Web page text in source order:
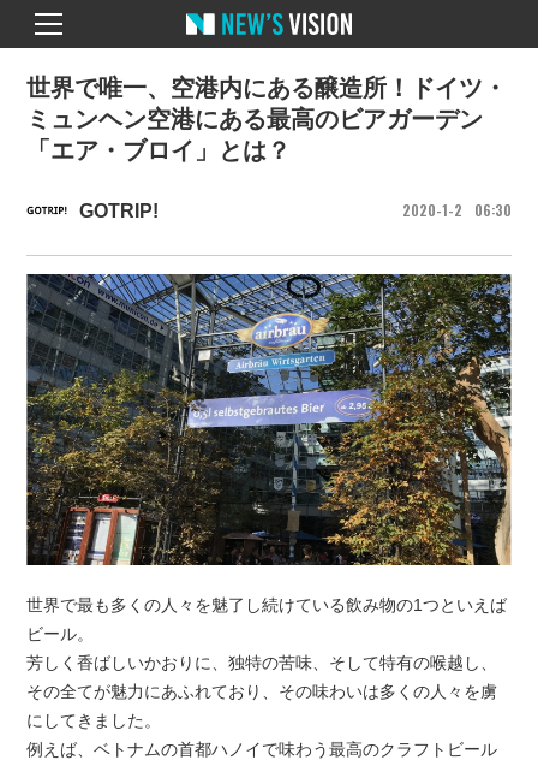
GOTRIP! 2020 1 2 06 30
世界で唯一、空港内にある醸造所！ドイツ・
ミュンヘン空港にある最高のビアガーデン
「エア・ブロイ」とは？
世界で最も多くの人々を魅了し続けている飲み物の1つといえば
ビール。
芳しく香ばしいかおりに、独特の苦味、そして特有の喉越し、
その全てが魅力にあふれており、その味わいは多くの人々を虜
にしてきました。
例えば、ベトナムの首都ハノイで味わう最高のクラフトビール